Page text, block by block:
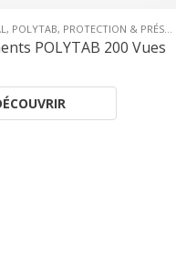
, POLYTAB, PROTECTION & PRÉSENTATION
POLYTAB 200 Vues